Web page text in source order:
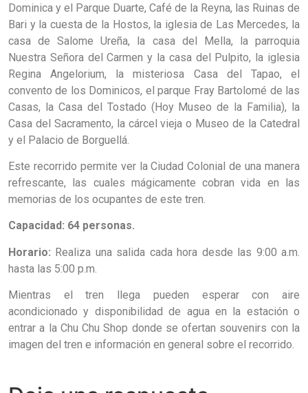
Dominica y el Parque Duarte, Café de la Reyna, las Ruinas de
Bari y la cuesta de la Hostos, la iglesia de Las Mercedes, la
casa de Salome Ureña, la casa del Mella, la parroquia
Nuestra Señora del Carmen y la casa del Pulpito, la iglesia
Regina Angelorium, la misteriosa Casa del Tapao, el
convento de los Dominicos, el parque Fray Bartolomé de las
Casas, la Casa del Tostado (Hoy Museo de la Familia), la
Casa del Sacramento, la cárcel vieja o Museo de la Catedral
y el Palacio de Borguellá.
Este recorrido permite ver la Ciudad Colonial de una manera
refrescante, las cuales mágicamente cobran vida en las
memorias de los ocupantes de este tren.
Capacidad: 64 personas.
Horario: Realiza una salida cada hora desde las 9:00 a.m.
hasta las 5:00 p.m.
Mientras el tren llega pueden esperar con aire
acondicionado y disponibilidad de agua en la estación o
entrar a la Chu Chu Shop donde se ofertan souvenirs con la
imagen del tren e información en general sobre el recorrido.